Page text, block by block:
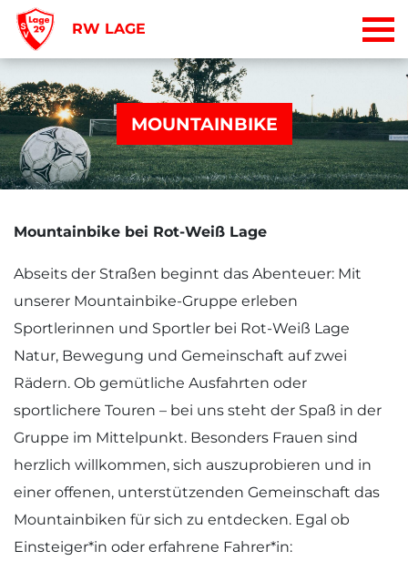
RW LAGE
MOUNTAINBIKE
Mountainbike bei Rot-Weiß Lage
Abseits der Straßen beginnt das Abenteuer: Mit
unserer Mountainbike-Gruppe erleben
Sportlerinnen und Sportler bei Rot-Weiß Lage
Natur, Bewegung und Gemeinschaft auf zwei
Rädern. Ob gemütliche Ausfahrten oder
sportlichere Touren – bei uns steht der Spaß in der
Gruppe im Mittelpunkt. Besonders Frauen sind
herzlich willkommen, sich auszuprobieren und in
einer offenen, unterstützenden Gemeinschaft das
Mountainbiken für sich zu entdecken. Egal ob
Einsteiger*in oder erfahrene Fahrer*in: